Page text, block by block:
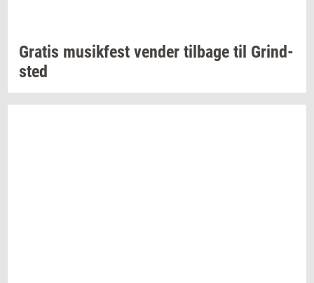
Gra­tis mu­sik­fest ven­der til­ba­ge til Grind­
sted